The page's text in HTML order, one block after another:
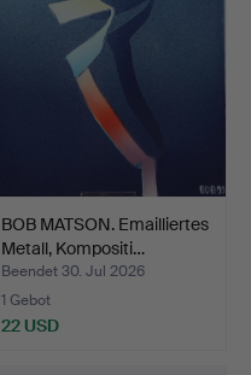
BOB MATSON. Emailliertes
Metall, Kompositi…
Beendet 30. Jul 2026
1 Gebot
22 USD